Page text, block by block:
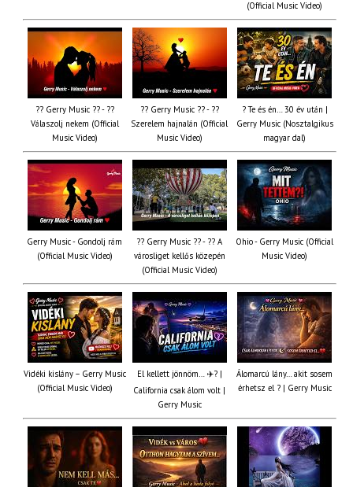
(Official Music Video)
?? Gerry Music ?? - ??
Válaszolj nekem (Official
Music Video)
?? Gerry Music ?? - ??
Szerelem hajnalán (Official
Music Video)
? Te és én… 30 év után |
Gerry Music (Nosztalgikus
magyar dal)
Gerry Music - Gondolj rám
(Official Music Video)
?? Gerry Music ?? - ?? A
városliget kellős közepén
(Official Music Video)
Ohio - Gerry Music (Official
Music Video)
Vidéki kislány – Gerry Music
(Official Music Video)
El kellett jönnöm… ✈️? |
California csak álom volt |
Gerry Music
Álomarcú lány… akit sosem
érhetsz el ? | Gerry Music